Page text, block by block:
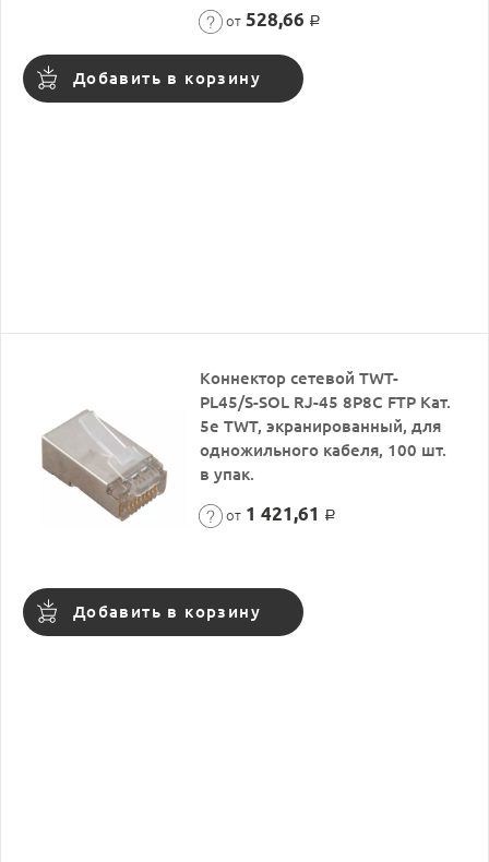
от 528,66 Р
Добавить в корзину
Коннектор сетевой TWT-
PL45/S-SOL RJ-45 8P8C FTP Кат.
5e TWT, экранированный, для
одножильного кабеля, 100 шт.
в упак.
от 1 421,61 Р
Добавить в корзину